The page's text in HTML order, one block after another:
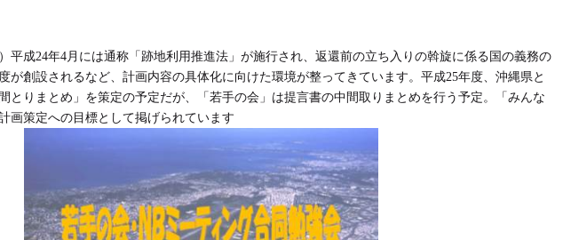
平成24年4月には通称「跡地利用推進法」が施行され、返還前の立ち入りの斡旋に係る国の義務の
が創設されるなど、計画内容の具体化に向けた環境が整ってきています。平成25年度、沖縄県と
とりまとめ」を策定の予定だが、「若手の会」は提言書の中間取りまとめを行う予定。「みんな
画策定への目標として掲げられています